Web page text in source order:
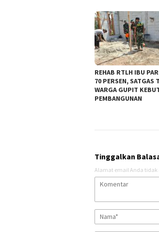
REHAB RTLH IBU
70 PERSEN, SATGAS
WARGA GUPIT
PEMBANGUNAN
Tinggalkan
Alamat email Anda